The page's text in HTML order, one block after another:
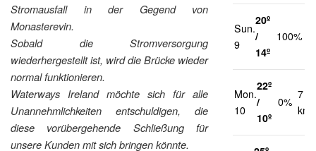
Stromausfall in der Gegend von
Monasterevin.
Sobald die Stromversorgung
wiederhergestellt ist, wird die Brücke wieder
normal funktionieren.
Waterways Ireland möchte sich für alle
Unannehmlichkeiten entschuldigen, die
diese vorübergehende Schließung für
unsere Kunden mit sich bringen könnte.
Sun.
9
20º
/
14º
100%
Mon.
10
22º
/
10º
0%
7